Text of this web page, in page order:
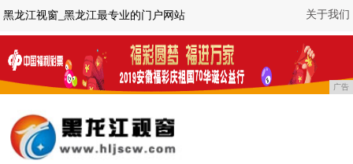
关于我们
黑龙江视窗_黑龙江最专业的门户网站
广告